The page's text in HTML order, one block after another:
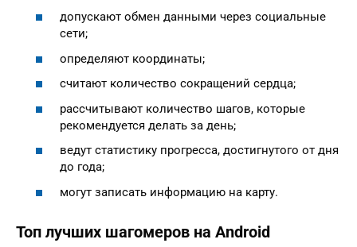
допускают обмен данными через социальные
сети;
определяют координаты;
считают количество сокращений сердца;
рассчитывают количество шагов, которые
рекомендуется делать за день;
ведут статистику прогресса, достигнутого от дня
до года;
могут записать информацию на карту.
Топ лучших шагомеров на Android